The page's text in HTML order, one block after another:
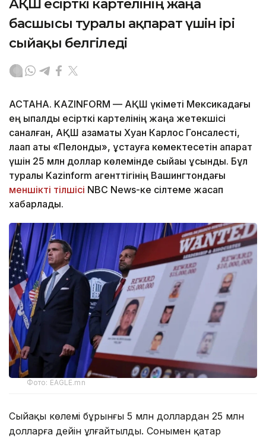
АҚШ есірткі картелінің жаңа
басшысы туралы ақпарат үшін ірі
сыйақы белгіледі
АСТАНА. KAZINFORM — АҚШ үкіметі Мексикадағы
ең ықпалды есірткі картелінің жаңа жетекшісі
саналған, АҚШ азаматы Хуан Карлос Гонсалесті,
лақап аты «Пелонды», ұстауға көмектесетін ақпарат
үшін 25 млн доллар көлемінде сыйақы ұсынды. Бұл
туралы Kazinform агенттігінің Вашингтондағы
меншікті тілшісі NBC News-ке сілтеме жасап
хабарлады.
Фото: EAGLE.mn
Сыйақы көлемі бұрынғы 5 млн доллардан 25 млн
долларға дейін ұлғайтылды. Сонымен қатар